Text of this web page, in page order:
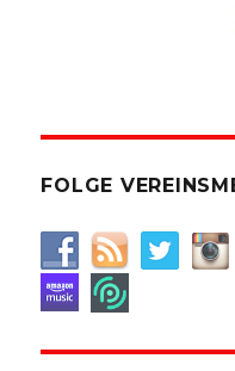
FOLGE